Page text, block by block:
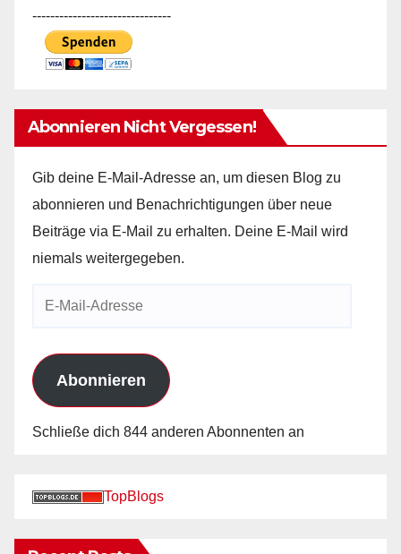
-------------------------------
Abonnieren Nicht Vergessen!
Gib deine E-Mail-Adresse an, um diesen Blog zu
abonnieren und Benachrichtigungen über neue
Beiträge via E-Mail zu erhalten. Deine E-Mail wird
niemals weitergegeben.
Abonnieren
Schließe dich 844 anderen Abonnenten an
TopBlogs